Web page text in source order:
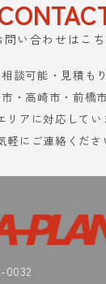
問い合わせはこち
談可能・見積も
・高崎市・前橋
リアに対応してい
軽にご連絡くださ
0032